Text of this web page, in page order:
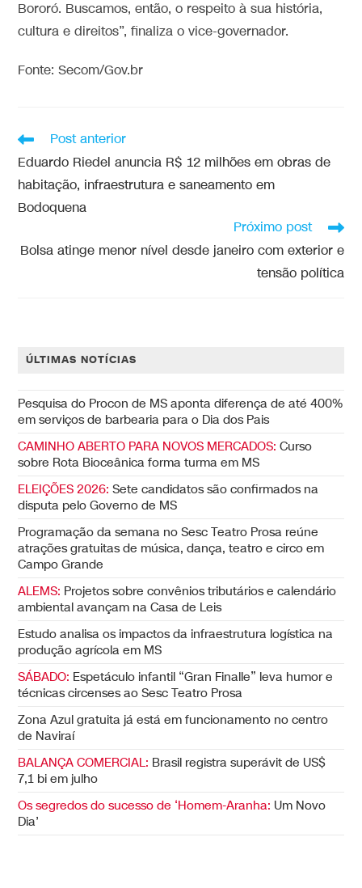
Bororó. Buscamos, então, o respeito à sua história,
cultura e direitos”, finaliza o vice-governador.
Fonte: Secom/Gov.br
Post anterior
Eduardo Riedel anuncia R$ 12 milhões em obras de
habitação, infraestrutura e saneamento em
Bodoquena
Próximo post
Bolsa atinge menor nível desde janeiro com exterior e
tensão política
ÚLTIMAS NOTÍCIAS
Pesquisa do Procon de MS aponta diferença de até 400%
em serviços de barbearia para o Dia dos Pais
CAMINHO ABERTO PARA NOVOS MERCADOS: Curso
sobre Rota Bioceânica forma turma em MS
ELEIÇÕES 2026: Sete candidatos são confirmados na
disputa pelo Governo de MS
Programação da semana no Sesc Teatro Prosa reúne
atrações gratuitas de música, dança, teatro e circo em
Campo Grande
ALEMS: Projetos sobre convênios tributários e calendário
ambiental avançam na Casa de Leis
Estudo analisa os impactos da infraestrutura logística na
produção agrícola em MS
SÁBADO: Espetáculo infantil “Gran Finalle” leva humor e
técnicas circenses ao Sesc Teatro Prosa
Zona Azul gratuita já está em funcionamento no centro
de Naviraí
BALANÇA COMERCIAL: Brasil registra superávit de US$
7,1 bi em julho
Os segredos do sucesso de ‘Homem-Aranha: Um Novo
Dia’